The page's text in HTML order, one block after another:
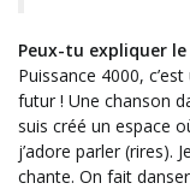
Peux-tu expliquer
Puissance 4000,
futur ! Une chanson
suis créé un espace
j’adore parler (rires).
chante. On fait